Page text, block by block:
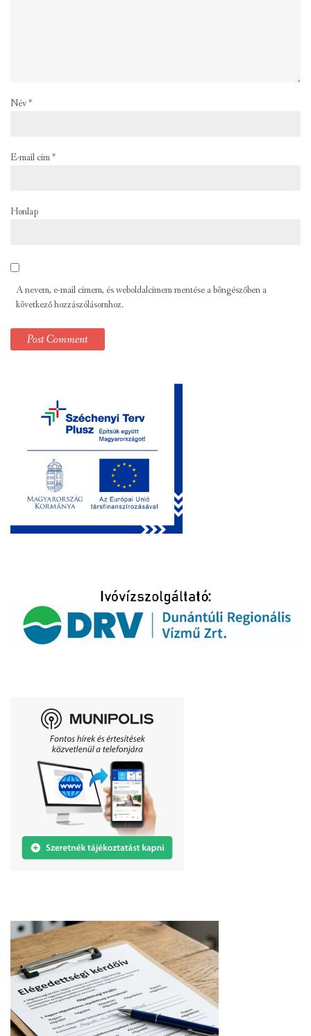
Név*
E-mail cím*
Honlap
A nevem, e-mail címem, és weboldalcímem mentése a böngészőben a
következő hozzászólásomhoz.